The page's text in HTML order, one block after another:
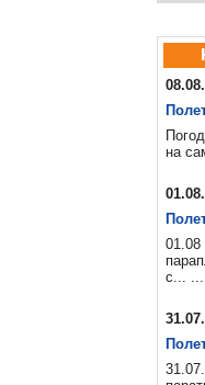
на
01.08
с... ...